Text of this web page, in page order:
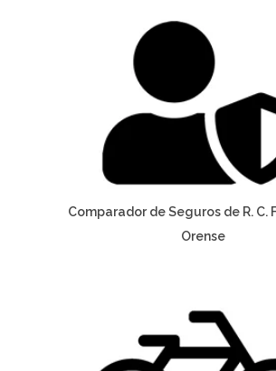
Comparador de Seguros de R. C.
Orense